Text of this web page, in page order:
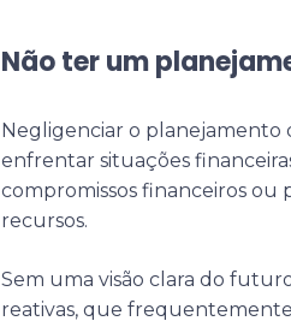
Não ter um
Negligenciar o planejamento
enfrentar situações
compromissos financeiros
recursos.
Sem uma visão clara do
reativas, que